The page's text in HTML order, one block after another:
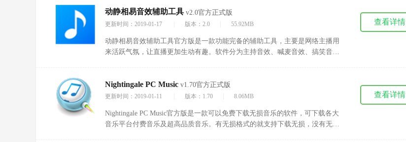
动静相易音效辅助工具 v2.0官方正式版
更新时间：2019-01-17 版本：2.0 55.92MB
动静相易音效辅助工具官方版是一款功能完备的辅助工具，主要是网络主播用
来活跃气氛，让直播更加生动有趣。软件分为主持音效、喊麦音效、搞笑音
果。
查看详情
Nightingale PC Music v1.70官方正式版
更新时间：2019-01-11 版本：1.70 8.06MB
Nightingale PC Music官方版是一款可以免费下载无损音乐的软件，可下载各大
音乐平台付费音乐及超高品质音乐。有无损格式的就支持下载无损，没有无损
查看详情